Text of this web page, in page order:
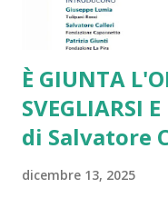
È GIUNTA
SVEGLIARSI
di Salvatore
dicembre 13, 2025